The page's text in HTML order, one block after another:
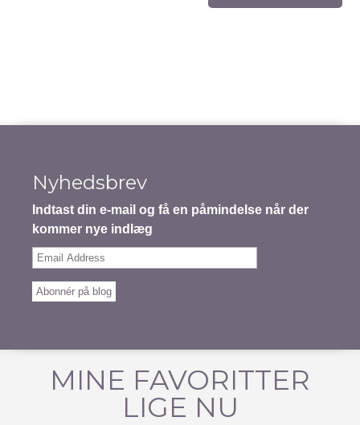
Nyhedsbrev
Indtast din e-mail og få en påmindelse når der
kommer nye indlæg
Email
Abonnér på blog
MINE FAVORITTER
LIGE NU